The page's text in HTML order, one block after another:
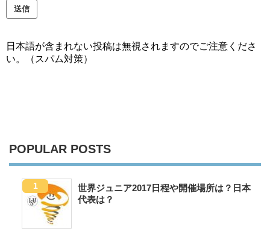
日本語が含まれない投稿は無視されますのでご注意くださ
い。（スパム対策）
POPULAR POSTS
世界ジュニア2017日程や開催場所は？日本
代表は？